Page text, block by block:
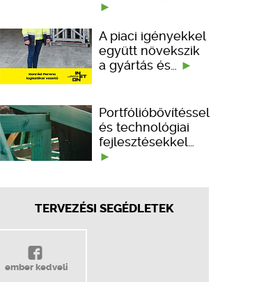
A piaci igényekkel
együtt növekszik
a gyártás és…
Portfólióbővítéssel
és technológiai
fejlesztésekkel…
TERVEZÉSI SEGÉDLETEK
ember kedveli